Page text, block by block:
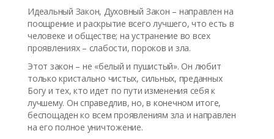
Идеальный Закон, Духовный Закон – направлен на
поощрение и раскрытие всего лучшего, что есть в
человеке и обществе; на устранение во всех
проявлениях – слабости, пороков и зла.
Этот закон – не «белый и пушистый». Он любит
только кристально чистых, сильных, преданных
Богу и тех, кто идет по пути изменения себя к
лучшему. Он справедлив, но, в конечном итоге,
беспощаден ко всем проявлениям зла и направлен
на его полное уничтожение.